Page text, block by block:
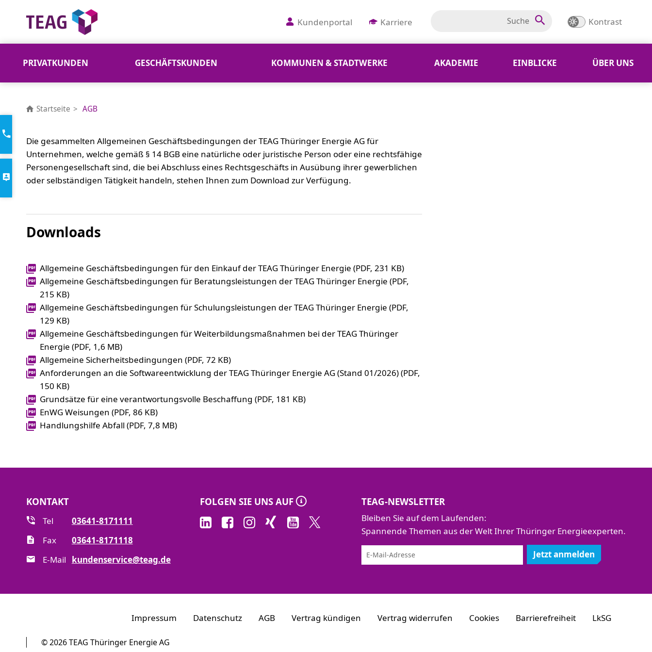
Kundenportal Karriere Kontrast
PRIVATKUNDEN GESCHÄFTSKUNDEN KOMMUNEN & STADTWERKE AKADEMIE EINBLICKE ÜBER UNS
AGB
Startseite AGB
Die gesammelten Allgemeinen Geschäftsbedingungen der TEAG Thüringer Energie AG für
Unternehmen, welche gemäß § 14 BGB eine natürliche oder juristische Person oder eine rechtsfähige
Personengesellschaft sind, die bei Abschluss eines Rechtsgeschäfts in Ausübung ihrer gewerblichen
oder selbständigen Tätigkeit handeln, stehen Ihnen zum Download zur Verfügung.
Downloads
Allgemeine Geschäftsbedingungen für den Einkauf der TEAG Thüringer Energie (PDF, 231 KB)
Allgemeine Geschäftsbedingungen für Beratungsleistungen der TEAG Thüringer Energie (PDF,
215 KB)
Allgemeine Geschäftsbedingungen für Schulungsleistungen der TEAG Thüringer Energie (PDF,
129 KB)
Allgemeine Geschäftsbedingungen für Weiterbildungsmaßnahmen bei der TEAG Thüringer
Energie (PDF, 1,6 MB)
Allgemeine Sicherheitsbedingungen (PDF, 72 KB)
Anforderungen an die Softwareentwicklung der TEAG Thüringer Energie AG (Stand 01/2026) (PDF,
150 KB)
Grundsätze für eine verantwortungsvolle Beschaffung (PDF, 181 KB)
EnWG Weisungen (PDF, 86 KB)
Handlungshilfe Abfall (PDF, 7,8 MB)
KONTAKT
Tel
03641-8171111
Fax
03641-8171118
E-Mail
kundenservice@teag.de
FOLGEN SIE UNS AUF TEAG-NEWSLETTER
Bleiben Sie auf dem Laufenden:
Spannende Themen aus der Welt Ihrer Thüringer Energieexperten.
Jetzt anmelden
Impressum Datenschutz AGB Vertrag kündigen Vertrag widerrufen Cookies Barrierefreiheit LkSG
© 2026 TEAG Thüringer Energie AG